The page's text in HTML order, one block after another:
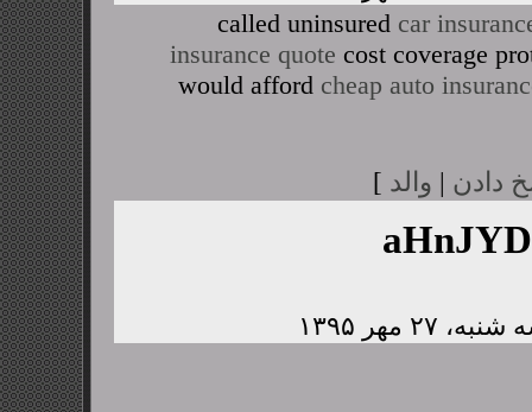
called uninsured car
insurance quote cost coverage
would afford cheap auto
دادن | والد ]